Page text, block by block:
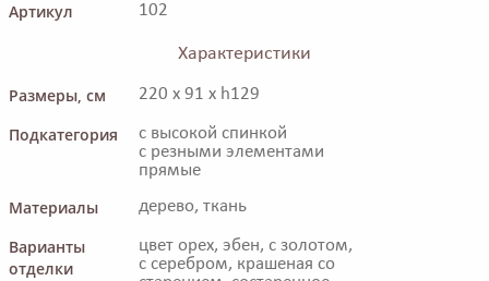
Артикул 102
Характеристики
Размеры, см
220 x 91 x h129
Подкатегория
с высокой спинкой
с резными элементами
прямые
Материалы дерево, ткань
Варианты
отделки
цвет орех, эбен, с золотом,
с серебром, крашеная со